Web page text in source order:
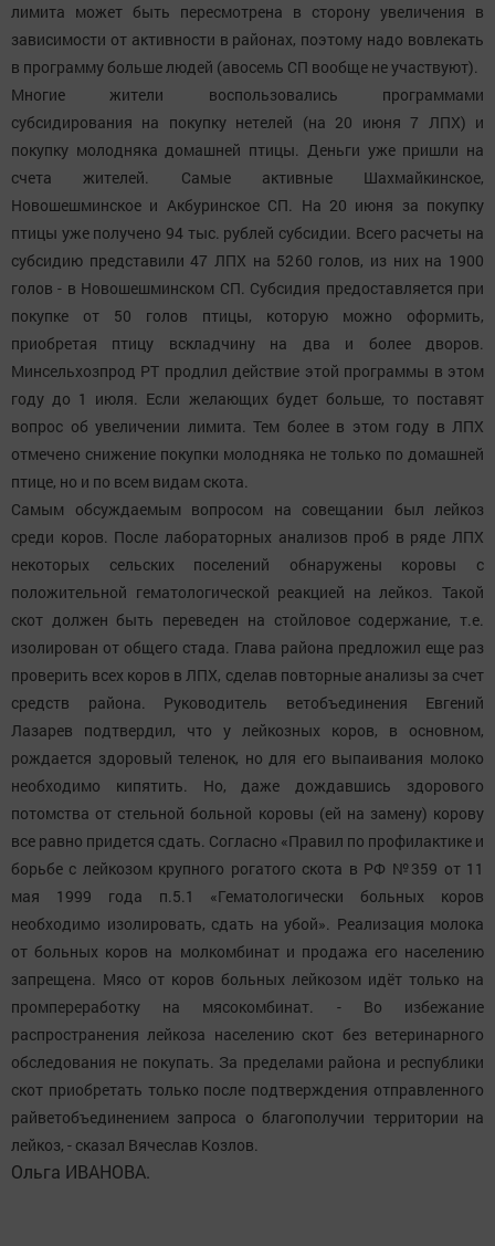
лимита может быть пересмотрена в сторону увеличения в
зависимости от активности в районах, поэтому надо вовлекать
в программу больше людей (авосемь СП вообще не участвуют).
Многие жители воспользовались программами
субсидирования на покупку нетелей (на 20 июня 7 ЛПХ) и
покупку молодняка домашней птицы. Деньги уже пришли на
счета жителей. Самые активные Шахмайкинское,
Новошешминское и Акбуринское СП. На 20 июня за покупку
птицы уже получено 94 тыс. рублей субсидии. Всего расчеты на
субсидию представили 47 ЛПХ на 5260 голов, из них на 1900
голов - в Новошешминском СП. Субсидия предоставляется при
покупке от 50 голов птицы, которую можно оформить,
приобретая птицу вскладчину на два и более дворов.
Минсельхозпрод РТ продлил действие этой программы в этом
году до 1 июля. Если желающих будет больше, то поставят
вопрос об увеличении лимита. Тем более в этом году в ЛПХ
отмечено снижение покупки молодняка не только по домашней
птице, но и по всем видам скота.
Самым обсуждаемым вопросом на совещании был лейкоз
среди коров. После лабораторных анализов проб в ряде ЛПХ
некоторых сельских поселений обнаружены коровы с
положительной гематологической реакцией на лейкоз. Такой
скот должен быть переведен на стойловое содержание, т.е.
изолирован от общего стада. Глава района предложил еще раз
проверить всех коров в ЛПХ, сделав повторные анализы за счет
средств района. Руководитель ветобъединения Евгений
Лазарев подтвердил, что у лейкозных коров, в основном,
рождается здоровый теленок, но для его выпаивания молоко
необходимо кипятить. Но, даже дождавшись здорового
потомства от стельной больной коровы (ей на замену) корову
все равно придется сдать. Согласно «Правил по профилактике и
борьбе с лейкозом крупного рогатого скота в РФ №359 от 11
мая 1999 года п.5.1 «Гематологически больных коров
необходимо изолировать, сдать на убой». Реализация молока
от больных коров на молкомбинат и продажа его населению
запрещена. Мясо от коров больных лейкозом идёт только на
промпереработку на мясокомбинат. - Во избежание
распространения лейкоза населению скот без ветеринарного
обследования не покупать. За пределами района и республики
скот приобретать только после подтверждения отправленного
райветобъединением запроса о благополучии территории на
лейкоз, - сказал Вячеслав Козлов.
Ольга ИВАНОВА.